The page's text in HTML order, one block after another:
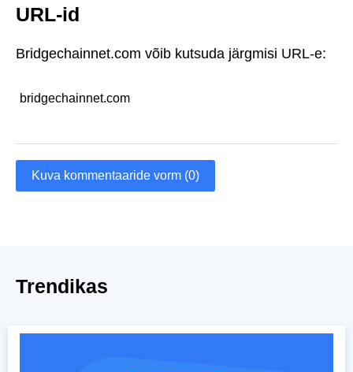
URL-id
Bridgechainnet.com võib kutsuda järgmisi URL-e:
bridgechainnet.com
Kuva kommentaaride vorm (0)
Trendikas